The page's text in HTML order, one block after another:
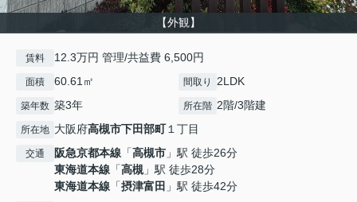
【外観】
賃料 12.3万円 管理/共益費 6,500円
面積 60.61㎡ 間取り 2LDK
築年数 築3年 所在階 2階/3階建
所在地 大阪府高槻市下田部町１丁目
交通 阪急京都本線 「高槻市 」駅 徒歩26分
東海道本線 「高槻 」駅 徒歩28分
東海道本線 「摂津富田 」駅 徒歩42分